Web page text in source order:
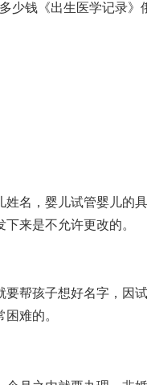
少钱 《出生医学记录》
姓名，婴儿试管婴儿的
来是不允许更改的。
要帮孩子想好名字，因
难的。